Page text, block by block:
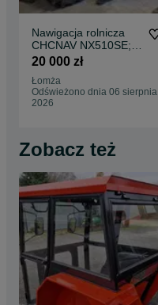
Nawigacja rolnicza
CHCNAV NX510SE;
NX610; NX612
– NOWE CENY!
20 000 zł
Łomża
Odświeżono dnia 06 sierpnia
2026
Zobacz też